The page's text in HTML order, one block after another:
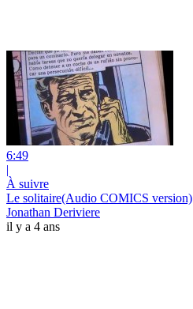
6:49
|
À suivre
Le solitaire(Audio COMICS version)
Jonathan Deriviere
il y a 4 ans